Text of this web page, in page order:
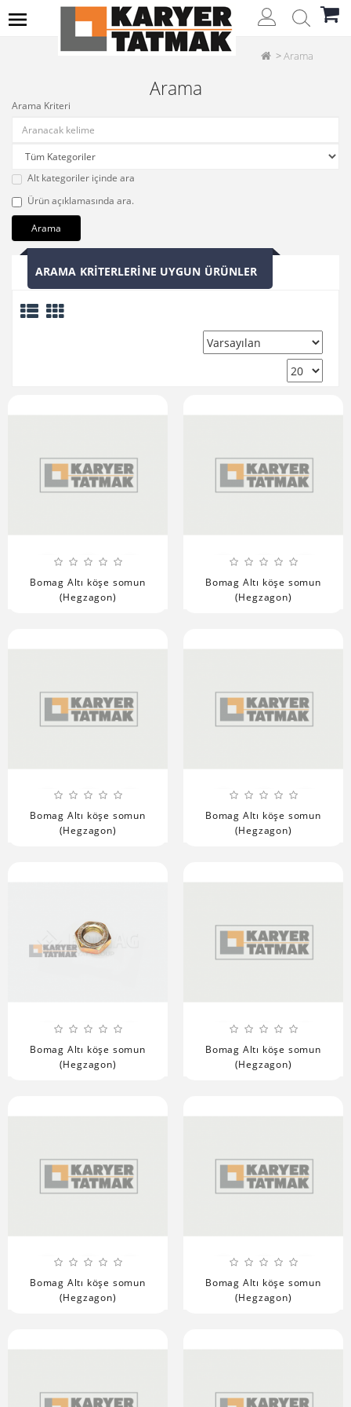
Arama
Arama
Arama Kriteri
Alt kategoriler içinde ara
Ürün açıklamasında ara.
ARAMA KRITERLERINE UYGUN ÜRÜNLER
Bomag Altı köşe somun
(Hegzagon)
Bomag Altı köşe somun
(Hegzagon)
Bomag Altı köşe somun
(Hegzagon)
Bomag Altı köşe somun
(Hegzagon)
Bomag Altı köşe somun
(Hegzagon)
Bomag Altı köşe somun
(Hegzagon)
Bomag Altı köşe somun
(Hegzagon)
Bomag Altı köşe somun
(Hegzagon)